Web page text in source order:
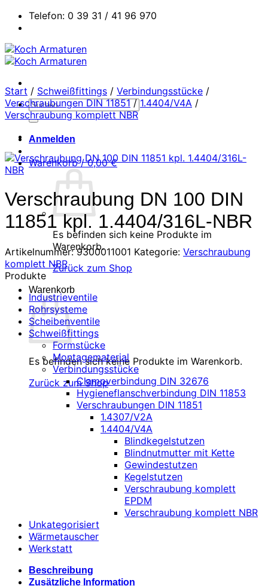
Zum
Inhalt
Telefon: 0 39 31 / 41 96 970
Suchen
nach:
Anmelden
Warenkorb /0,00€
Es befinden sich keine Produkte im
Warenkorb.
Zurück zum Shop
Warenkorb
Es befinden sich keine Produkte im Warenkorb.
Zurück zum Shop
Start / Schweißfittings / Verbindungsstücke /
Verschraubungen DIN 11851 / 1.4404/V4A /
Verschraubung komplett NBR
Verschraubung DN 100 DIN
11851 kpl. 1.4404/316L-NBR
Artikelnummer:9300011001 Kategorie: Verschraubung
komplett NBR
Produkte
Industrieventile
Rohrsysteme
Scheibenventile
Schweißfittings
Formstücke
Montagematerial
Verbindungsstücke
Clampverbindung DIN 32676
Hygieneflanschverbindung DIN 11853
Verschraubungen DIN 11851
1.4307/V2A
1.4404/V4A
Blindkegelstutzen
Blindnutmutter mit Kette
Gewindestutzen
Kegelstutzen
Verschraubung komplett
EPDM
Verschraubung komplett NBR
Unkategorisiert
Wärmetauscher
Werkstatt
Beschreibung
Zusätzliche Information